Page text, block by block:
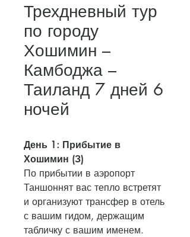
Трехдневный тур
по городу
Хошимин –
Камбоджа –
Таиланд 7 дней 6
ночей
День 1: Прибытие в
Хошимин (З)
По прибытии в аэропорт
Таншоннят вас тепло встретят
и организуют трансфер в отель
с вашим гидом, держащим
табличку с вашим именем.